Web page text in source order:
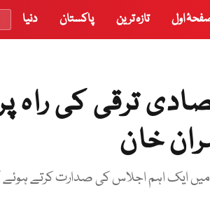
اول تازہ ترین پاکستان دنیا
ترقی کی راہ
خان
میں ایک اہم اجلاس کی صدارت کرتے